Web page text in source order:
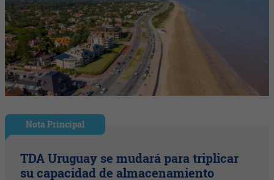
Nota Principal
TDA Uruguay se mudará para triplicar
su capacidad de almacenamiento